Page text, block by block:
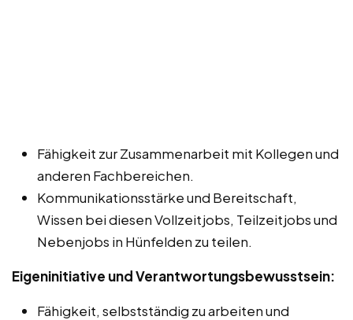
Fähigkeit zur Zusammenarbeit mit Kollegen und
anderen Fachbereichen.
Kommunikationsstärke und Bereitschaft,
Wissen bei diesen Vollzeitjobs, Teilzeitjobs und
Nebenjobs in Hünfelden zu teilen.
Eigeninitiative und Verantwortungsbewusstsein:
Fähigkeit, selbstständig zu arbeiten und